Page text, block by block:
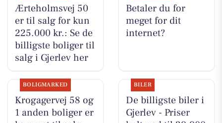
Ærteholmsvej 50
er til salg for kun
225.000 kr.: Se de
billigste boliger til
salg i Gjerlev her
Betaler du for
meget for dit
internet?
BOLIGMARKED
Krogagervej 58 og
1 anden boliger er
BILER
De billigste biler i
Gjerlev - Priser